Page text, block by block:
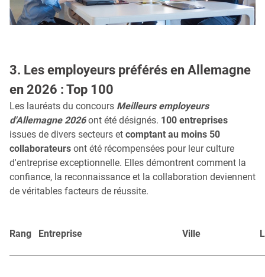
3. Les employeurs préférés en Allemagne
en 2026 : Top 100
Les lauréats du concours Meilleurs employeurs
d'Allemagne 2026ont été désignés. 100 entreprises
issues de divers secteurs et comptant au moins 50
collaborateurs ont été récompensées pour leur culture
d'entreprise exceptionnelle. Elles démontrent comment la
confiance, la reconnaissance et la collaboration deviennent
de véritables facteurs de réussite.
Rang Entreprise Ville